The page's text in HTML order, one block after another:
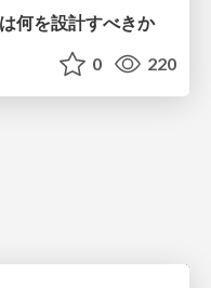
何を設計すべきか
0 220